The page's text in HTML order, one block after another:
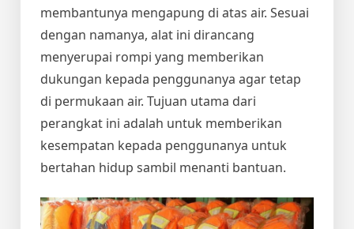
membantunya mengapung di atas air. Sesuai
dengan namanya, alat ini dirancang
menyerupai rompi yang memberikan
dukungan kepada penggunanya agar tetap
di permukaan air. Tujuan utama dari
perangkat ini adalah untuk memberikan
kesempatan kepada penggunanya untuk
bertahan hidup sambil menanti bantuan.